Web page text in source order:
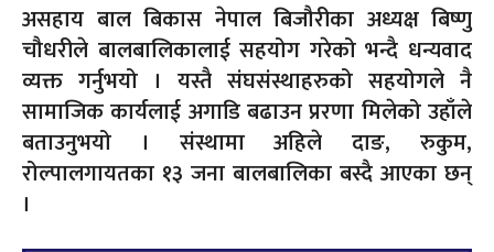
असहाय बाल बिकास नेपाल बिजौरीका अध्यक्ष बिष्णु
चौधरीले बालबालिकालाई सहयोग गरेको भन्दै धन्यवाद
व्यक्त गर्नुभयो । यस्तै संघसंस्थाहरुको सहयोगले नै
सामाजिक कार्यलाई अगाडि बढाउन प्ररणा मिलेको उहाँले
बताउनुभयो । संस्थामा अहिले दाङ, रुकुम,
रोल्पालगायतका १३ जना बालबालिका बस्दै आएका छन्
।